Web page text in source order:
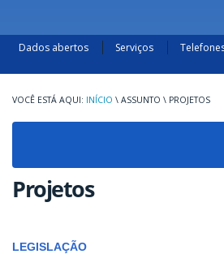
Dados abertos Serviços
INÍCIO \ ASSUNTO \ PROJETOS
Projetos
LEGISLAÇÃO